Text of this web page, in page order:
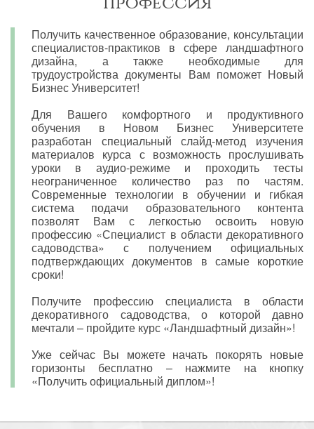
Получить качественное образование, консультации
специалистов-практиков в сфере ландшафтного
дизайна, а также необходимые для
трудоустройства документы Вам поможет Новый
Бизнес Университет!
Для Вашего комфортного и продуктивного
обучения в Новом Бизнес Университете
разработан специальный слайд-метод изучения
материалов курса с возможность прослушивать
уроки в аудио-режиме и проходить тесты
неограниченное количество раз по частям.
Современные технологии в обучении и гибкая
система подачи образовательного контента
позволят Вам с легкостью освоить новую
профессию «Специалист в области декоративного
садоводства» с получением официальных
подтверждающих документов в самые короткие
сроки!
Получите профессию специалиста в области
декоративного садоводства, о которой давно
мечтали – пройдите курс «Ландшафтный дизайн»!
Уже сейчас Вы можете начать покорять новые
горизонты бесплатно – нажмите на кнопку
«Получить официальный диплом»!